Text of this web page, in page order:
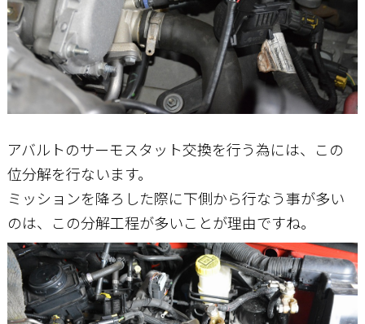
アバルトのサーモスタット交換を行う為には、この
位分解を行ないます。
ミッションを降ろした際に下側から行なう事が多い
のは、この分解工程が多いことが理由ですね。